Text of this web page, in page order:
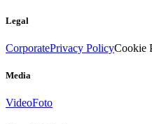
Legal
CorporatePrivacy PolicyCookie
Media
VideoFoto